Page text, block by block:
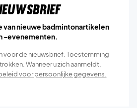
van nieuwe badmintonartikelen
-evenementen.
voor de nieuwsbrief. Toestemming
Wanneer u zich aanmeldt,
voor persoonlijke gegevens.